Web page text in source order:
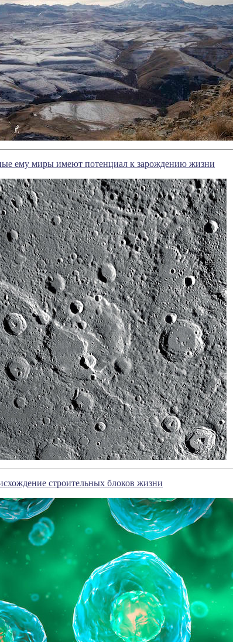
ему миры имеют потенциал к зарождению жизни
строительных блоков жизни